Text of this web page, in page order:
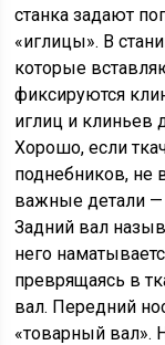
станка задают
«иглицы». В
которые
фиксируются
иглиц и клиньев
Хорошо, если
поднебников, не
важные детали —
Задний вал
него
преврящаясь в
вал. Передний
«товарный вал».